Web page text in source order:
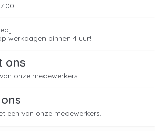
werkdagen binnen 4 uur!
ons
onze medewerkers
een van onze medewerkers.